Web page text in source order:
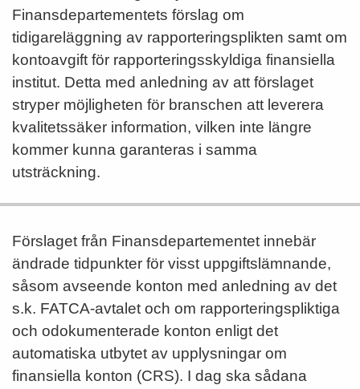
Finansdepartementets förslag om
tidigareläggning av rapporteringsplikten samt om
kontoavgift för rapporteringsskyldiga finansiella
institut. Detta med anledning av att förslaget
stryper möjligheten för branschen att leverera
kvalitetssäker information, vilken inte längre
kommer kunna garanteras i samma
utsträckning.
Förslaget från Finansdepartementet innebär
ändrade tidpunkter för visst uppgiftslämnande,
såsom avseende konton med anledning av det
s.k. FATCA-avtalet och om rapporteringspliktiga
och odokumenterade konton enligt det
automatiska utbytet av upplysningar om
finansiella konton (CRS). I dag ska sådana